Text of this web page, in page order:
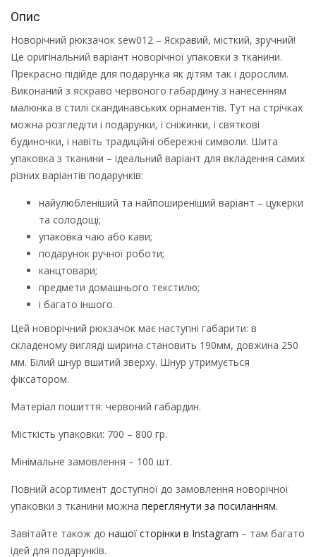
Опис
Новорічний рюкзачок sew012 – Яскравий, місткий, зручний!
Це оригінальний варіант новорічної упаковки з тканини.
Прекрасно підійде для подарунка як дітям так і дорослим.
Виконаний з яскраво червоного габардину з нанесенням
малюнка в стилі скандинавських орнаментів. Тут на стрічках
можна розгледіти і подарунки, і сніжинки, і святкові
будиночки, і навіть традиційні обережні символи. Шита
упаковка з тканини – ідеальний варіант для вкладення самих
різних варіантів подарунків:
найулюбленіший та найпоширеніший варіант – цукерки
та солодощі;
упаковка чаю або кави;
подарунок ручної роботи;
канцтовари;
предмети домашнього текстилю;
і багато іншого.
Цей новорічний рюкзачок має наступні габарити: в
складеному вигляді ширина становить 190мм, довжина 250
мм. Білий шнур вшитий зверху. Шнур утримується
фіксатором.
Матеріал пошиття: червоний габардин.
Місткість упаковки: 700 – 800 гр.
Мінімальне замовлення – 100 шт.
Повний асортимент доступної до замовлення новорічної
упаковки з тканини можна переглянути за посиланням.
Завітайте також до нашої сторінки в Instagram – там багато
ідей для подарунків.